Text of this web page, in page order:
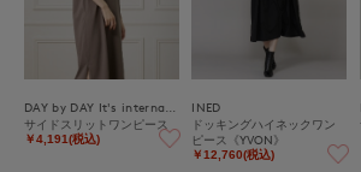
サイドスリットワンピース
￥4,191(税込)
INED
ドッキングハイネックワン
ピース《YVON》
￥12,760(税込)